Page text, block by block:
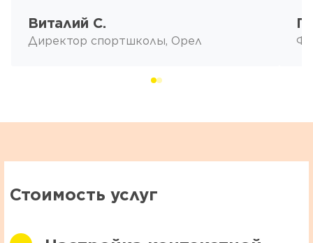
Виталий С.
Директор спортшколы, Орел
Стоимость услуг